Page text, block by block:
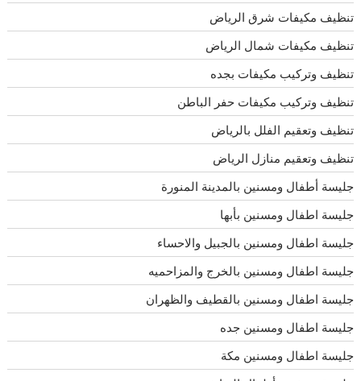
تنظيف مكيفات شرق الرياض
تنظيف مكيفات شمال الرياض
تنظيف وتركيب مكيفات بجده
تنظيف وتركيب مكيفات حفر الباطن
تنظيف وتعقيم الفلل بالرياض
تنظيف وتعقيم منازل الرياض
جليسة أطفال ومسنين بالمدينة المنورة
جليسة اطفال ومسنين بأبها
جليسة اطفال ومسنين بالجبيل والاحساء
جليسة اطفال ومسنين بالخرج والمزاحميه
جليسة اطفال ومسنين بالقطيف والظهران
جليسة اطفال ومسنين جده
جليسة اطفال ومسنين مكة